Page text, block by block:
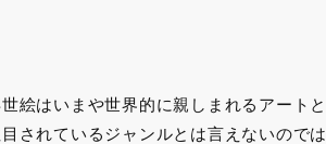
絵はいまや世界的に親しまれるアート
されているジャンルとは言えないので